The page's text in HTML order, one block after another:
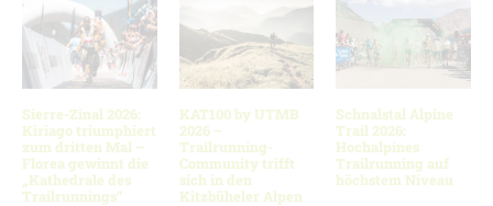
Sierre-Zinal 2026:
Kiriago triumphiert
zum dritten Mal –
Florea gewinnt die
„Kathedrale des
Trailrunnings“
KAT100 by UTMB
2026 –
Trailrunning-
Community trifft
sich in den
Kitzbüheler Alpen
Schnalstal Alpine
Trail 2026:
Hochalpines
Trailrunning auf
höchstem Niveau